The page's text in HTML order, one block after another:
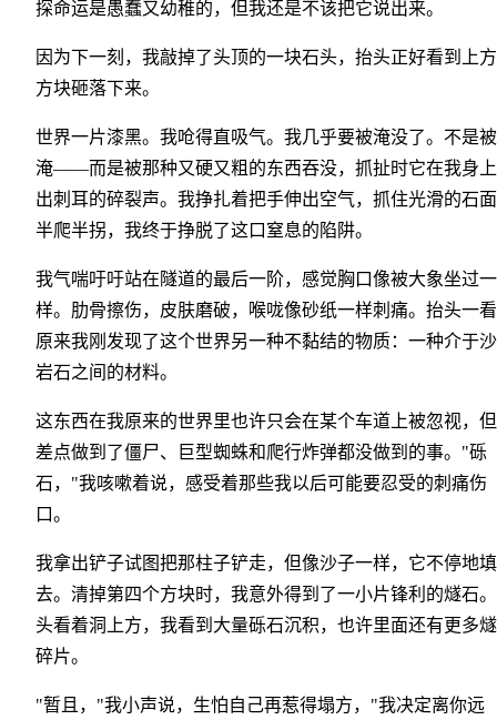
探命运是愚蠢又幼稚的，但我还是不该把它说出来。
因为下一刻，我敲掉了头顶的一块石头，抬头正好看到上
方块砸落下来。
世界一片漆黑。我呛得直吸气。我几乎要被淹没了。不是
淹——而是被那种又硬又粗的东西吞没，抓扯时它在我身
出刺耳的碎裂声。我挣扎着把手伸出空气，抓住光滑的石
半爬半拐，我终于挣脱了这口窒息的陷阱。
我气喘吁吁站在隧道的最后一阶，感觉胸口像被大象坐过一
样。肋骨擦伤，皮肤磨破，喉咙像砂纸一样刺痛。抬头一
原来我刚发现了这个世界另一种不黏结的物质：一种介于
岩石之间的材料。
这东西在我原来的世界里也许只会在某个车道上被忽视，
差点做到了僵尸、巨型蜘蛛和爬行炸弹都没做到的事。"砾
石，"我咳嗽着说，感受着那些我以后可能要忍受的刺痛伤
口。
我拿出铲子试图把那柱子铲走，但像沙子一样，它不停地
去。清掉第四个方块时，我意外得到了一小片锋利的燧石
头看着洞上方，我看到大量砾石沉积，也许里面还有更多
碎片。
"暂且，"我小声说，生怕自己再惹得塌方，"我决定离你远